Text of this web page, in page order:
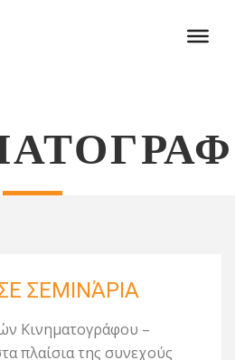
ΣΕΜΙΝΆΡΙΑ
Κινηματογράφου –
πλαίσια της συνεχούς